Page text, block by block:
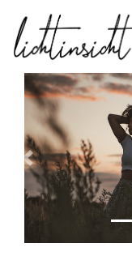
Previous